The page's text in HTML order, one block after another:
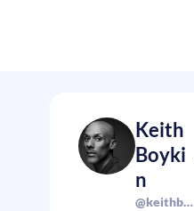
Keith
Boyki
n
@keithboykin.bsky.social